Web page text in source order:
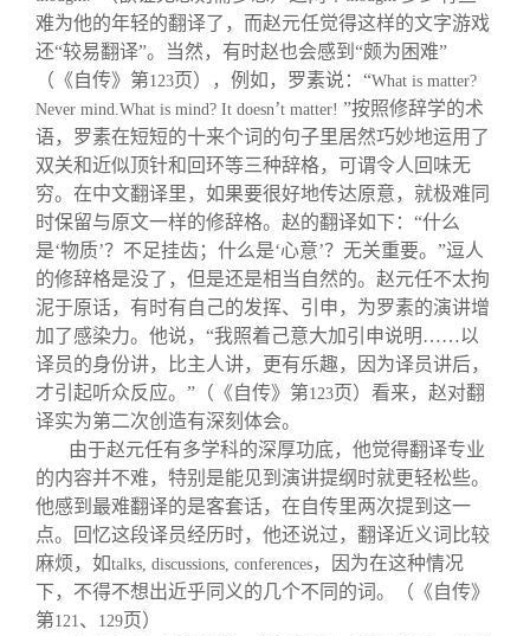
难为他的年轻的翻译了，而赵元任觉得这样的文字游戏
还“较易翻译”。当然，有时赵也会感到“颇为困难”
（《自传》第123页），例如，罗素说：“What is matter?
Never mind.What is mind? It doesn’t matter! ”按照修辞学的术
语，罗素在短短的十来个词的句子里居然巧妙地运用了
双关和近似顶针和回环等三种辞格，可谓令人回味无
穷。在中文翻译里，如果要很好地传达原意，就极难同
时保留与原文一样的修辞格。赵的翻译如下：“什么
是‘物质’？不足挂齿；什么是‘心意’？无关重要。”逗人
的修辞格是没了，但是还是相当自然的。赵元任不太拘
泥于原话，有时有自己的发挥、引申，为罗素的演讲增
加了感染力。他说，“我照着己意大加引申说明……以
译员的身份讲，比主人讲，更有乐趣，因为译员讲后，
才引起听众反应。”（《自传》第123页）看来，赵对翻
译实为第二次创造有深刻体会。
由于赵元任有多学科的深厚功底，他觉得翻译专业
的内容并不难，特别是能见到演讲提纲时就更轻松些。
他感到最难翻译的是客套话，在自传里两次提到这一
点。回忆这段译员经历时，他还说过，翻译近义词比较
麻烦，如talks, discussions, conferences ，因为在这种情况
下，不得不想出近乎同义的几个不同的词。（《自传》
第121 、 129页）